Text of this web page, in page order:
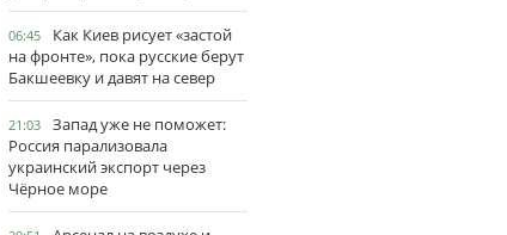
06:45
Как Киев рисует «застой
на фронте», пока русские берут
Бакшеевку и давят на север
21:03
Запад уже не поможет:
Россия парализовала
украинский экспорт через
Чёрное море